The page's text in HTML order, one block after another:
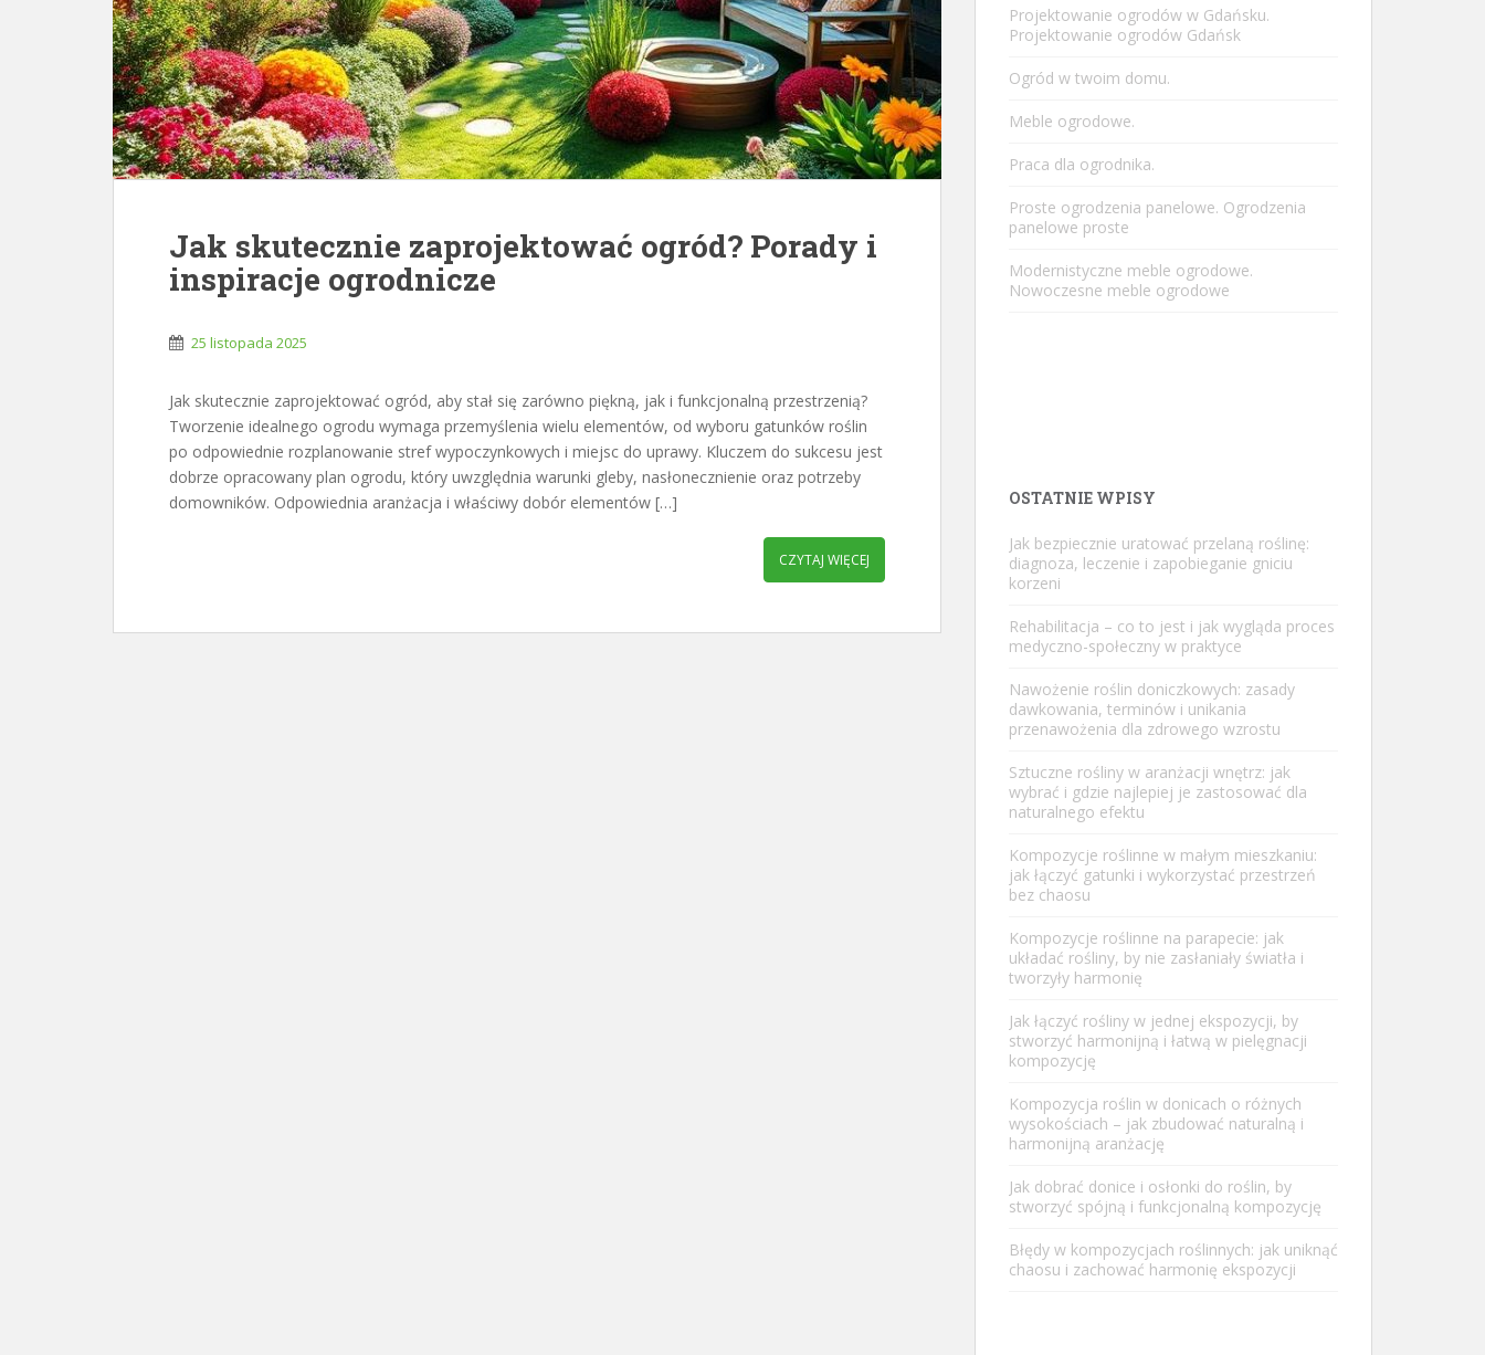
Jak skutecznie zaprojektować ogród? Porady i
inspiracje ogrodnicze
25 listopada 2025
Jak skutecznie zaprojektować ogród, aby stał się zarówno piękną, jak i funkcjonalną przestrzenią?
Tworzenie idealnego ogrodu wymaga przemyślenia wielu elementów, od wyboru gatunków roślin
po odpowiednie rozplanowanie stref wypoczynkowych i miejsc do uprawy. Kluczem do sukcesu jest
dobrze opracowany plan ogrodu, który uwzględnia warunki gleby, nasłonecznienie oraz potrzeby
domowników. Odpowiednia aranżacja i właściwy dobór elementów […]
CZYTAJ WIĘCEJ
Projektowanie ogrodów w Gdańsku.
Projektowanie ogrodów Gdańsk
Ogród w twoim domu.
Meble ogrodowe.
Praca dla ogrodnika.
Proste ogrodzenia panelowe. Ogrodzenia
panelowe proste
Modernistyczne meble ogrodowe.
Nowoczesne meble ogrodowe
OSTATNIE WPISY
Jak bezpiecznie uratować przelaną roślinę:
diagnoza, leczenie i zapobieganie gniciu
korzeni
Rehabilitacja – co to jest i jak wygląda proces
medyczno-społeczny w praktyce
Nawożenie roślin doniczkowych: zasady
dawkowania, terminów i unikania
przenawożenia dla zdrowego wzrostu
Sztuczne rośliny w aranżacji wnętrz: jak
wybrać i gdzie najlepiej je zastosować dla
naturalnego efektu
Kompozycje roślinne w małym mieszkaniu:
jak łączyć gatunki i wykorzystać przestrzeń
bez chaosu
Kompozycje roślinne na parapecie: jak
układać rośliny, by nie zasłaniały światła i
tworzyły harmonię
Jak łączyć rośliny w jednej ekspozycji, by
stworzyć harmonijną i łatwą w pielęgnacji
kompozycję
Kompozycja roślin w donicach o różnych
wysokościach – jak zbudować naturalną i
harmonijną aranżację
Jak dobrać donice i osłonki do roślin, by
stworzyć spójną i funkcjonalną kompozycję
Błędy w kompozycjach roślinnych: jak uniknąć
chaosu i zachować harmonię ekspozycji